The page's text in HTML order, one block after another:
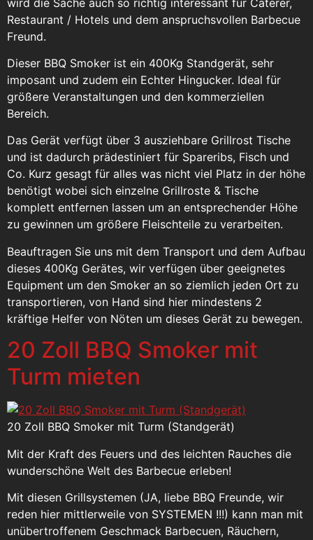
Restaurant / Hotels und dem anspruchsvollen Barbecue
Freund.
Dieser BBQ Smoker ist ein 400Kg Standgerät, sehr
imposant und zudem ein Echter Hingucker. Ideal für
größere Veranstaltungen und den kommerziellen
Bereich.
Das Gerät verfügt über 3 ausziehbare Grillrost Tische
und ist dadurch prädestiniert für Spareribs, Fisch und
Co. Kurz gesagt für alles was nicht viel Platz in der höhe
benötigt wobei sich einzelne Grillroste & Tische
komplett entfernen lassen um an entsprechender Höhe
zu gewinnen um größere Fleischteile zu verarbeiten.
Beauftragen Sie uns mit dem Transport und dem Aufbau
dieses 400Kg Gerätes, wir verfügen über geeignetes
Equipment um den Smoker an so ziemlich jeden Ort zu
transportieren, von Hand sind hier mindestens 2
kräftige Helfer von Nöten um dieses Gerät zu bewegen.
20 Zoll BBQ Smoker mit
Turm mieten
20 Zoll BBQ Smoker mit Turm (Standgerät)
Mit der Kraft des Feuers und des leichten Rauches die
wunderschöne Welt des Barbecue erleben!
Mit diesen Grillsystemen (JA, liebe BBQ Freunde, wir
reden hier mittlerweile von SYSTEMEN !!!) kann man mit
unübertroffenem Geschmack Barbecuen, Räuchern,